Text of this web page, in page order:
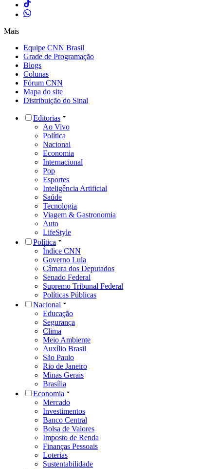
Mais
Equipe CNN Brasil
Grade de Programação
Blogs
Colunas
Fórum CNN
Mapa do site
Distribuição do Sinal
Editorias
Ao Vivo
Política
Nacional
Economia
Internacional
Pop
Esportes
Inteligência Artificial
Saúde
Tecnologia
Viagem & Gastronomia
Auto
LifeStyle
Política
Índice CNN
Governo Lula
Câmara dos Deputados
Senado Federal
Supremo Tribunal Federal
Políticas Públicas
Nacional
Educação
Segurança
Clima
Meio Ambiente
Auxílio Brasil
São Paulo
Rio de Janeiro
Minas Gerais
Brasília
Economia
Mercado
Investimentos
Banco Central
Bolsa de Valores
Imposto de Renda
Finanças Pessoais
Loterias
Sustentabilidade